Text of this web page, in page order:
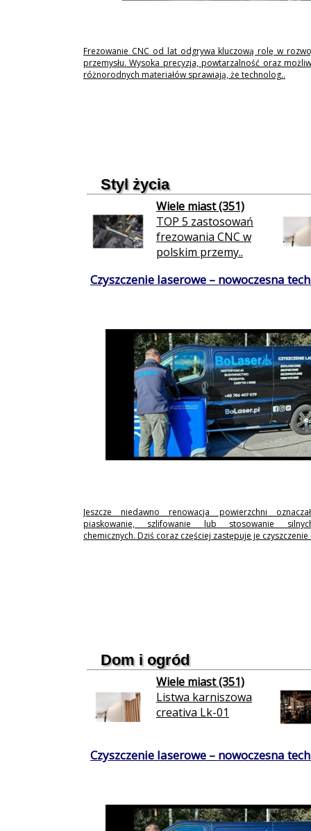
Frezowanie CNC od lat odgrywa kluczową rolę w
przemysłu. Wysoka precyzja, powtarzalność oraz
różnorodnych materiałów sprawiają, że technolog..
Styl życia
Wiele miast (351)
TOP 5 zastosowań
frezowania CNC w
polskim przemy..
Czyszczenie laserowe – nowoczesna
Jeszcze niedawno renowacja powierzchni
piaskowanie, szlifowanie lub stosowanie
chemicznych. Dziś coraz częściej zastępuje je
Dom i ogród
Wiele miast (351)
Listwa karniszowa
creativa Lk-01
Czyszczenie laserowe – nowoczesna